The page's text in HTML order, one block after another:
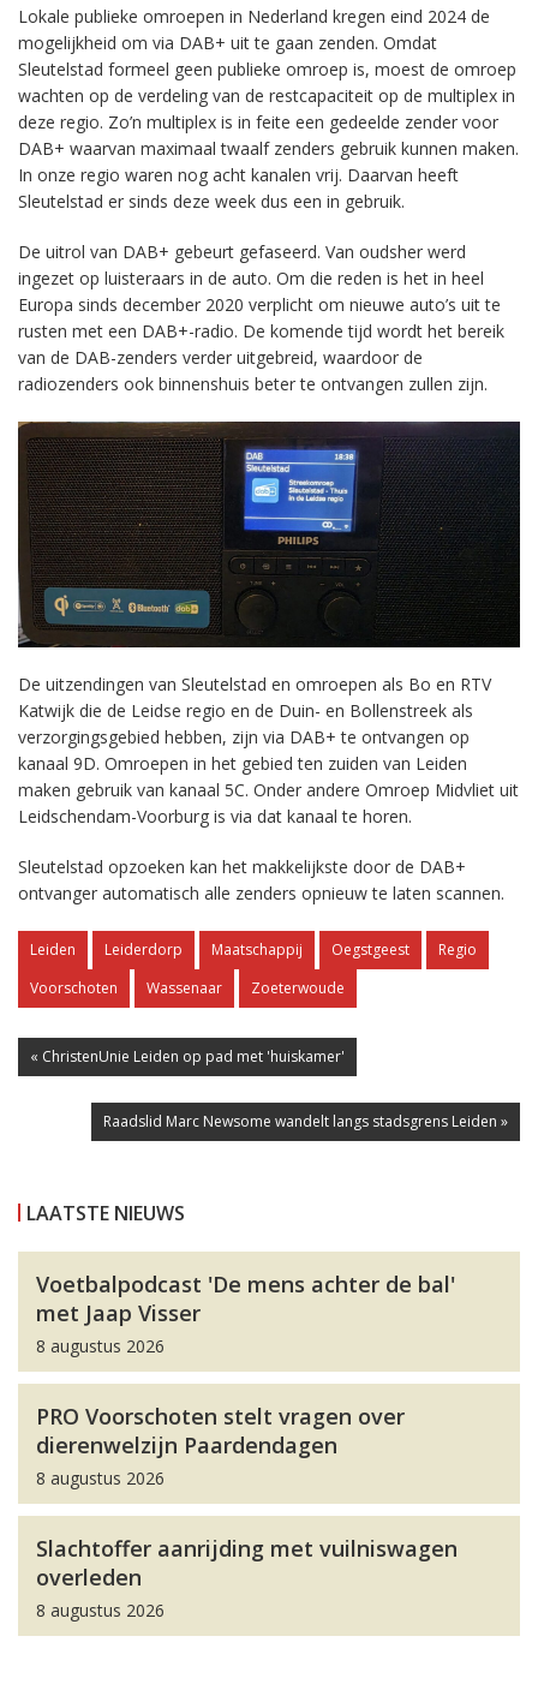
Lokale publieke omroepen in Nederland kregen eind 2024 de
mogelijkheid om via DAB+ uit te gaan zenden. Omdat
Sleutelstad formeel geen publieke omroep is, moest de omroep
wachten op de verdeling van de restcapaciteit op de multiplex in
deze regio. Zo’n multiplex is in feite een gedeelde zender voor
DAB+ waarvan maximaal twaalf zenders gebruik kunnen maken.
In onze regio waren nog acht kanalen vrij. Daarvan heeft
Sleutelstad er sinds deze week dus een in gebruik.
De uitrol van DAB+ gebeurt gefaseerd. Van oudsher werd
ingezet op luisteraars in de auto. Om die reden is het in heel
Europa sinds december 2020 verplicht om nieuwe auto’s uit te
rusten met een DAB+-radio. De komende tijd wordt het bereik
van de DAB-zenders verder uitgebreid, waardoor de
radiozenders ook binnenshuis beter te ontvangen zullen zijn.
De uitzendingen van Sleutelstad en omroepen als Bo en RTV
Katwijk die de Leidse regio en de Duin- en Bollenstreek als
verzorgingsgebied hebben, zijn via DAB+ te ontvangen op
kanaal 9D. Omroepen in het gebied ten zuiden van Leiden
maken gebruik van kanaal 5C. Onder andere Omroep Midvliet uit
Leidschendam-Voorburg is via dat kanaal te horen.
Sleutelstad opzoeken kan het makkelijkste door de DAB+
ontvanger automatisch alle zenders opnieuw te laten scannen.
Leiden Leiderdorp Maatschappij Oegstgeest
Regio
Voorschoten
Wassenaar Zoeterwoude
« ChristenUnie Leiden op pad met 'huiskamer'
Raadslid Marc Newsome wandelt langs stadsgrens Leiden »
LAATSTE NIEUWS
Voetbalpodcast 'De mens achter de bal'
met Jaap Visser
8 augustus 2026
PRO Voorschoten stelt vragen over
dierenwelzijn Paardendagen
8 augustus 2026
Slachtoffer aanrijding met vuilniswagen
overleden
8 augustus 2026